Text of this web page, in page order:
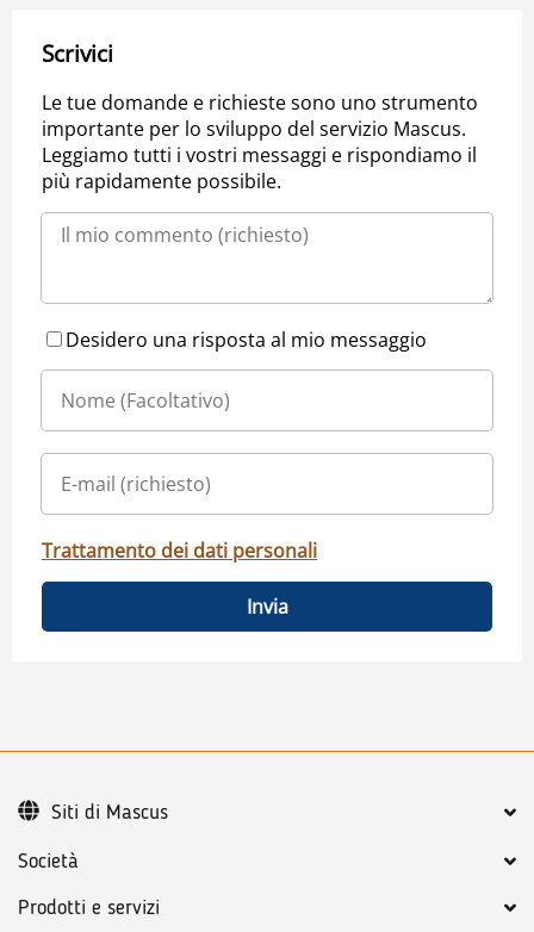
Scrivici
Le tue domande e richieste sono uno strumento
importante per lo sviluppo del servizio Mascus.
Leggiamo tutti i vostri messaggi e rispondiamo il
più rapidamente possibile.
Desidero una risposta al mio messaggio
Trattamento dei dati personali
Invia
Società
Prodotti e servizi
Siti di Mascus